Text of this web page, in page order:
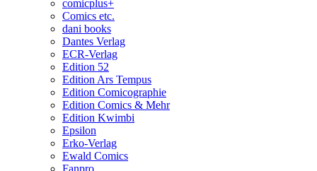
comicplus+
Comics etc.
dani books
Dantes Verlag
ECR-Verlag
Edition 52
Edition Ars Tempus
Edition Comicographie
Edition Comics & Mehr
Edition Kwimbi
Epsilon
Erko-Verlag
Ewald Comics
Fanpro